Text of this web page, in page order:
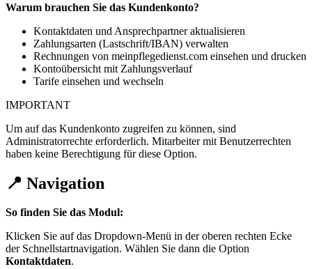
Warum brauchen Sie das Kundenkonto?
Kontaktdaten und Ansprechpartner aktualisieren
Zahlungsarten (Lastschrift/IBAN) verwalten
Rechnungen von meinpflegedienst.com einsehen und drucken
Kontoübersicht mit Zahlungsverlauf
Tarife einsehen und wechseln
IMPORTANT
Um auf das Kundenkonto zugreifen zu können, sind
Administratorrechte erforderlich. Mitarbeiter mit Benutzerrechten
haben keine Berechtigung für diese Option.
📍 Navigation
So finden Sie das Modul:
Klicken Sie auf das Dropdown-Menü in der oberen rechten Ecke
der Schnellstartnavigation. Wählen Sie dann die Option
Kontaktdaten.